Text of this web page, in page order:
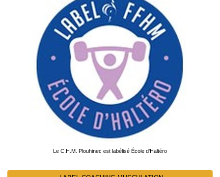
Le C.H.M. Plouhinec est labélisé École d'Haltéro